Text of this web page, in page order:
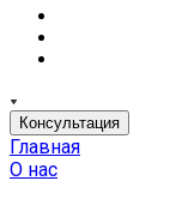
Консультация
Главная
О нас